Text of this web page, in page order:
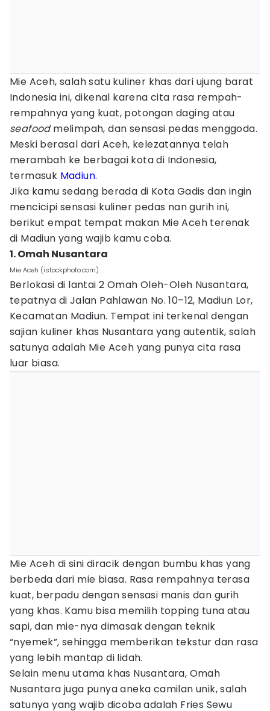
Mie Aceh, salah satu kuliner khas dari ujung barat
Indonesia ini, dikenal karena cita rasa rempah-
rempahnya yang kuat, potongan daging atau
seafoodmelimpah, dan sensasi pedas menggoda.
Meski berasal dari Aceh, kelezatannya telah
merambah ke berbagai kota di Indonesia,
termasuk Madiun.
Jika kamu sedang berada di Kota Gadis dan ingin
mencicipi sensasi kuliner pedas nan gurih ini,
berikut empat tempat makan Mie Aceh terenak
di Madiun yang wajib kamu coba.
1. Omah Nusantara
Mie Aceh (istockphoto.com)
Berlokasi di lantai 2 Omah Oleh-Oleh Nusantara,
tepatnya di Jalan Pahlawan No. 10–12, Madiun Lor,
Kecamatan Madiun. Tempat ini terkenal dengan
sajian kuliner khas Nusantara yang autentik, salah
satunya adalah Mie Aceh yang punya cita rasa
luar biasa.
Mie Aceh di sini diracik dengan bumbu khas yang
berbeda dari mie biasa. Rasa rempahnya terasa
kuat, berpadu dengan sensasi manis dan gurih
yang khas. Kamu bisa memilih topping tuna atau
sapi, dan mie-nya dimasak dengan teknik
“nyemek”, sehingga memberikan tekstur dan rasa
yang lebih mantap di lidah.
Selain menu utama khas Nusantara, Omah
Nusantara juga punya aneka camilan unik, salah
satunya yang wajib dicoba adalah Fries Sewu